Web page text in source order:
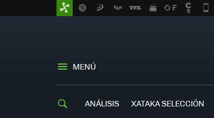
MENÚ
ANÁLISIS XATAKA SELECCIÓN